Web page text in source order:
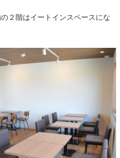
２階はイートインスペースにな